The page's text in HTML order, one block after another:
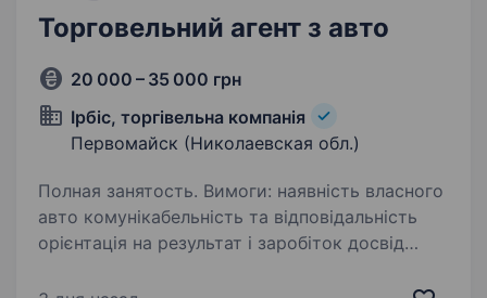
Торговельний агент з авто
20 000 – 35 000 грн
Ірбіс, торгівельна компанія
Первомайск (Николаевская обл.)
Полная занятость. Вимоги: наявність власного
авто комунікабельність та відповідальність
орієнтація на результат і заробіток досвід